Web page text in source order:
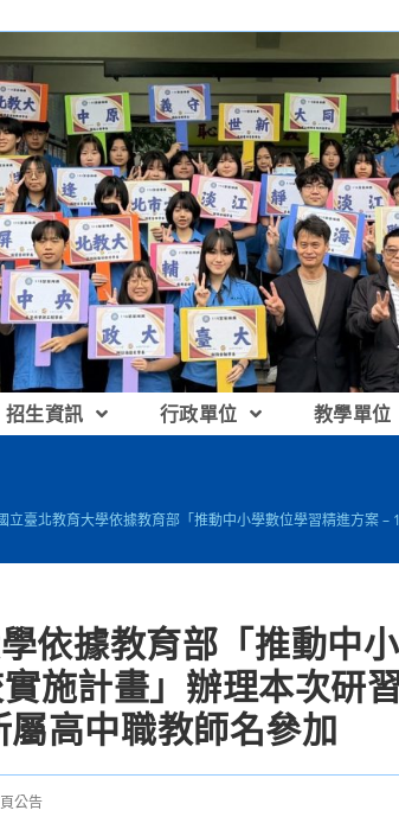
招生資訊 行政單位 教學單位
立臺北教育大學依據教育部「推動中小學數位學習精進方案
依據教育部「推動中
施計畫」辦理本次研
高中職教師名參加
公告